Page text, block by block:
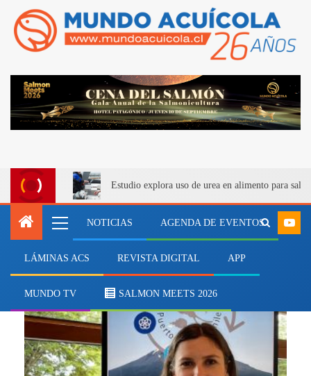
Estudio explora uso de urea en alimento para
NOTICIAS AGENDA DE EVENTOS
LÁMINAS ACS REVISTA DIGITAL APP
MUNDO TV SALMON MEETS 2026
Canadá